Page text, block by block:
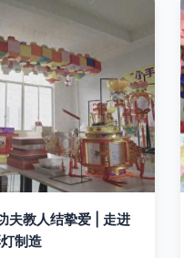
夫教人结挚爱 | 走进
制造